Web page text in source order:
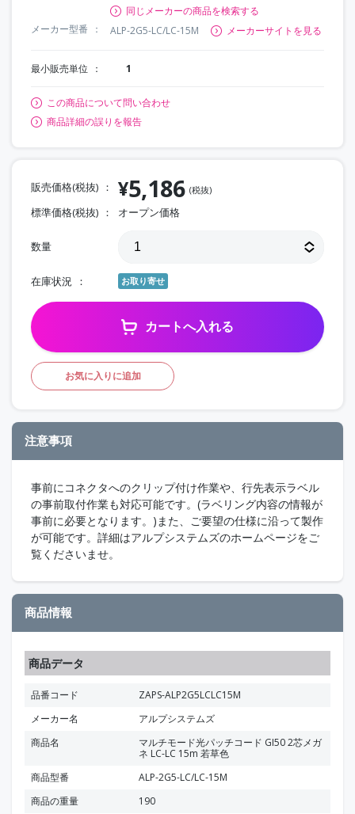
同じメーカーの商品を検索する
メーカー型番
ALP-2G5-LC/LC-15M メーカーサイトを見る
最小販売単位 1
この商品について問い合わせ
商品詳細の誤りを報告
販売価格(税抜) ¥5,186 (税抜)
標準価格(税抜) オープン価格
数量
在庫状況 お取り寄せ
カートへ入れる
お気に入りに追加
注意事項
事前にコネクタへのクリップ付け作業や、行先表示ラベル
の事前取付作業も対応可能です。(ラベリング内容の情報が
事前に必要となります。)また、ご要望の仕様に沿って製作
が可能です。詳細はアルプシステムズのホームページをご
覧くださいませ。
商品情報
商品データ
品番コード
ZAPS-ALP2G5LCLC15M
メーカー名
アルプシステムズ
商品名
マルチモード光パッチコード GI50 2芯メガ
ネ LC-LC 15m 若草色
商品型番
ALP-2G5-LC/LC-15M
商品の重量
190